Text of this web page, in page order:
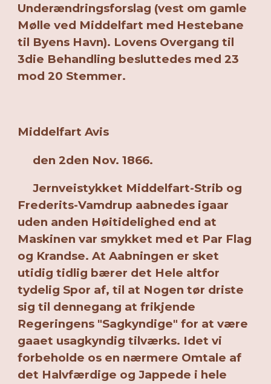
Underændringsforslag (vest om gamle
Mølle ved Middelfart med Hestebane
til Byens Havn). Lovens Overgang til
3die Behandling besluttedes med 23
mod 20 Stemmer.
Middelfart Avis
den 2den Nov. 1866.
Jernveistykket Middelfart-Strib og
Frederits-Vamdrup aabnedes igaar
uden anden Høitidelighed end at
Maskinen var smykket med et Par Flag
og Krandse. At Aabningen er sket
utidig tidlig bærer det Hele altfor
tydelig Spor af, til at Nogen tør driste
sig til dennegang at frikjende
Regeringens "Sagkyndige" for at være
gaaet usagkyndig tilværks. Idet vi
forbeholde os en nærmere Omtale af
det Halvfærdige og Jappede i hele